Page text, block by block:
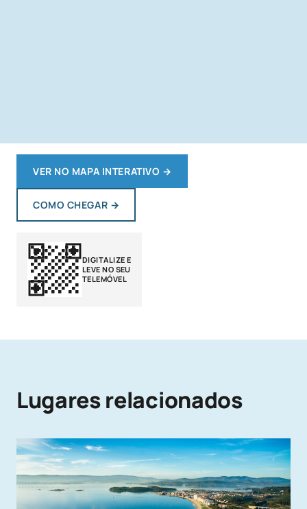
VER NO MAPA INTERATIVO →
COMO CHEGAR →
DIGITALIZE E
LEVE NO SEU
TELEMÓVEL
Lugares relacionados